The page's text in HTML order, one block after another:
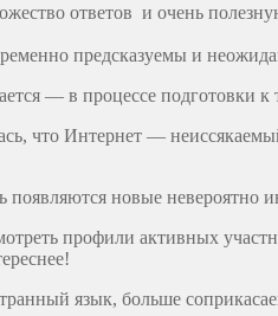
ответов и очень
предсказуемы и
— в процессе подготовки к
что Интернет —
новые невероятно
профили активных
язык, больше